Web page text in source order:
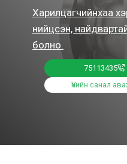
Харилцагчийнхаа
нийцсэн,
болно.
75113435
Үнийн санал